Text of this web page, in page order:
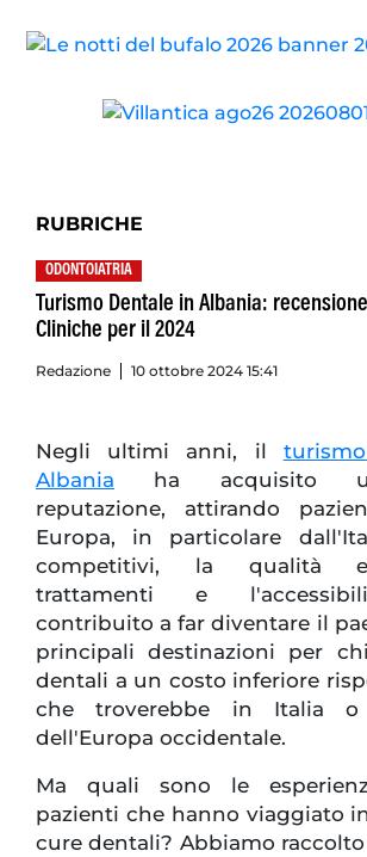
RUBRICHE
ODONTOIATRIA
Turismo Dentale in Albania:
Cliniche per il 2024
Redazione 10 ottobre 2024 15:41
Negli ultimi anni, il
Albania ha acquisito
reputazione, attirando
Europa, in particolare
competitivi, la qualità
trattamenti e
contribuito a far diventare il
principali destinazioni per
dentali a un costo inferiore
che troverebbe in Italia
dell'Europa occidentale.
Ma quali sono le
pazienti che hanno viaggiato
cure dentali? Abbiamo